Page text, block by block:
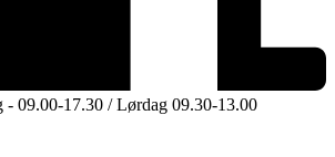
- 09.00-17.30 / Lørdag 09.30-13.00